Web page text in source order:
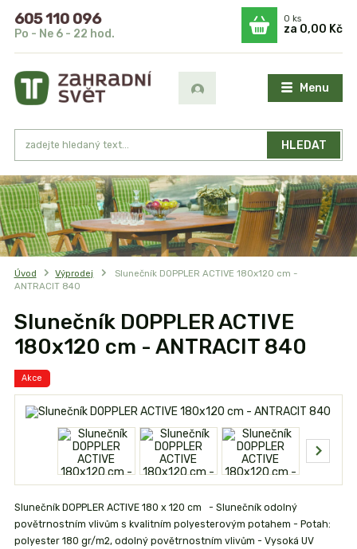
Menu
HLEDAT
605 110 096
Po - Ne 6 - 22 hod.
0ks
za 0,00 Kč
Úvod Výprodej
Slunečník DOPPLER ACTIVE 180x120 cm -
ANTRACIT 840
Slunečník DOPPLER ACTIVE
180x120 cm - ANTRACIT 840
Akce
Slunečník DOPPLER ACTIVE 180 x 120 cm - Slunečník odolný
povětrnostním vlivům s kvalitním polyesterovým potahem - Potah:
polyester 180 gr/m2, odolný povětrnostním vlivům - Vysoká UV